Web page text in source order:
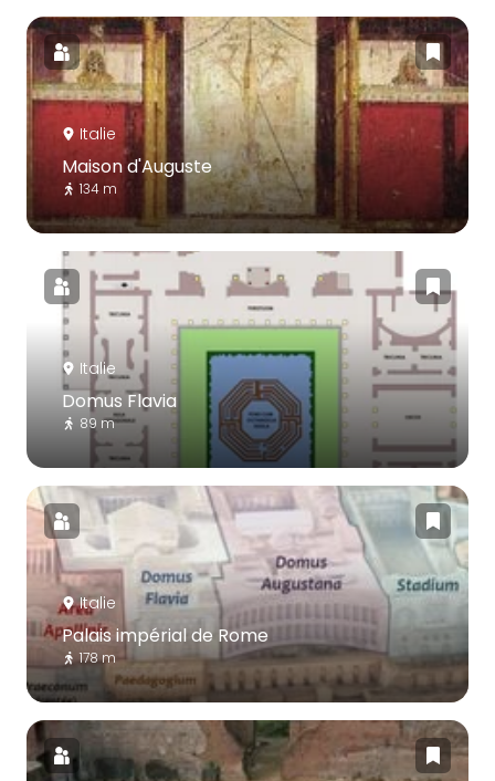
Italie
Maison d'Auguste
134 m
Italie
Domus Flavia
89 m
Italie
Palais impérial de Rome
178 m